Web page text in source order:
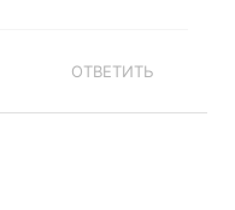
ОТВЕТИТЬ